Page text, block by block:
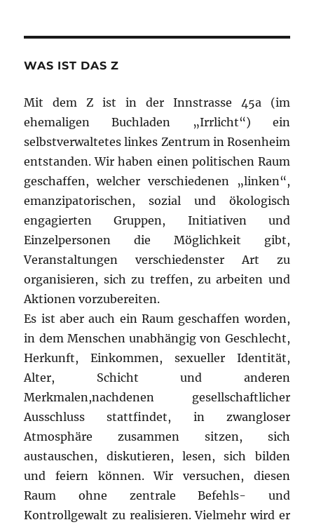
WAS IST DAS Z
Mit dem Z ist in der Innstrasse 45a (im
ehemaligen Buchladen „Irrlicht“) ein
selbstverwaltetes linkes Zentrum in Rosenheim
entstanden. Wir haben einen politischen Raum
geschaffen, welcher verschiedenen „linken“,
emanzipatorischen, sozial und ökologisch
engagierten Gruppen, Initiativen und
Einzelpersonen die Möglichkeit gibt,
Veranstaltungen verschiedenster Art zu
organisieren, sich zu treffen, zu arbeiten und
Aktionen vorzubereiten.
Es ist aber auch ein Raum geschaffen worden,
in dem Menschen unabhängig von Geschlecht,
Herkunft, Einkommen, sexueller Identität,
Alter, Schicht und anderen
Merkmalen,nachdenen gesellschaftlicher
Ausschluss stattfindet, in zwangloser
Atmosphäre zusammen sitzen, sich
austauschen, diskutieren, lesen, sich bilden
und feiern können. Wir versuchen, diesen
Raum ohne zentrale Befehls- und
Kontrollgewalt zu realisieren. Vielmehr wird er